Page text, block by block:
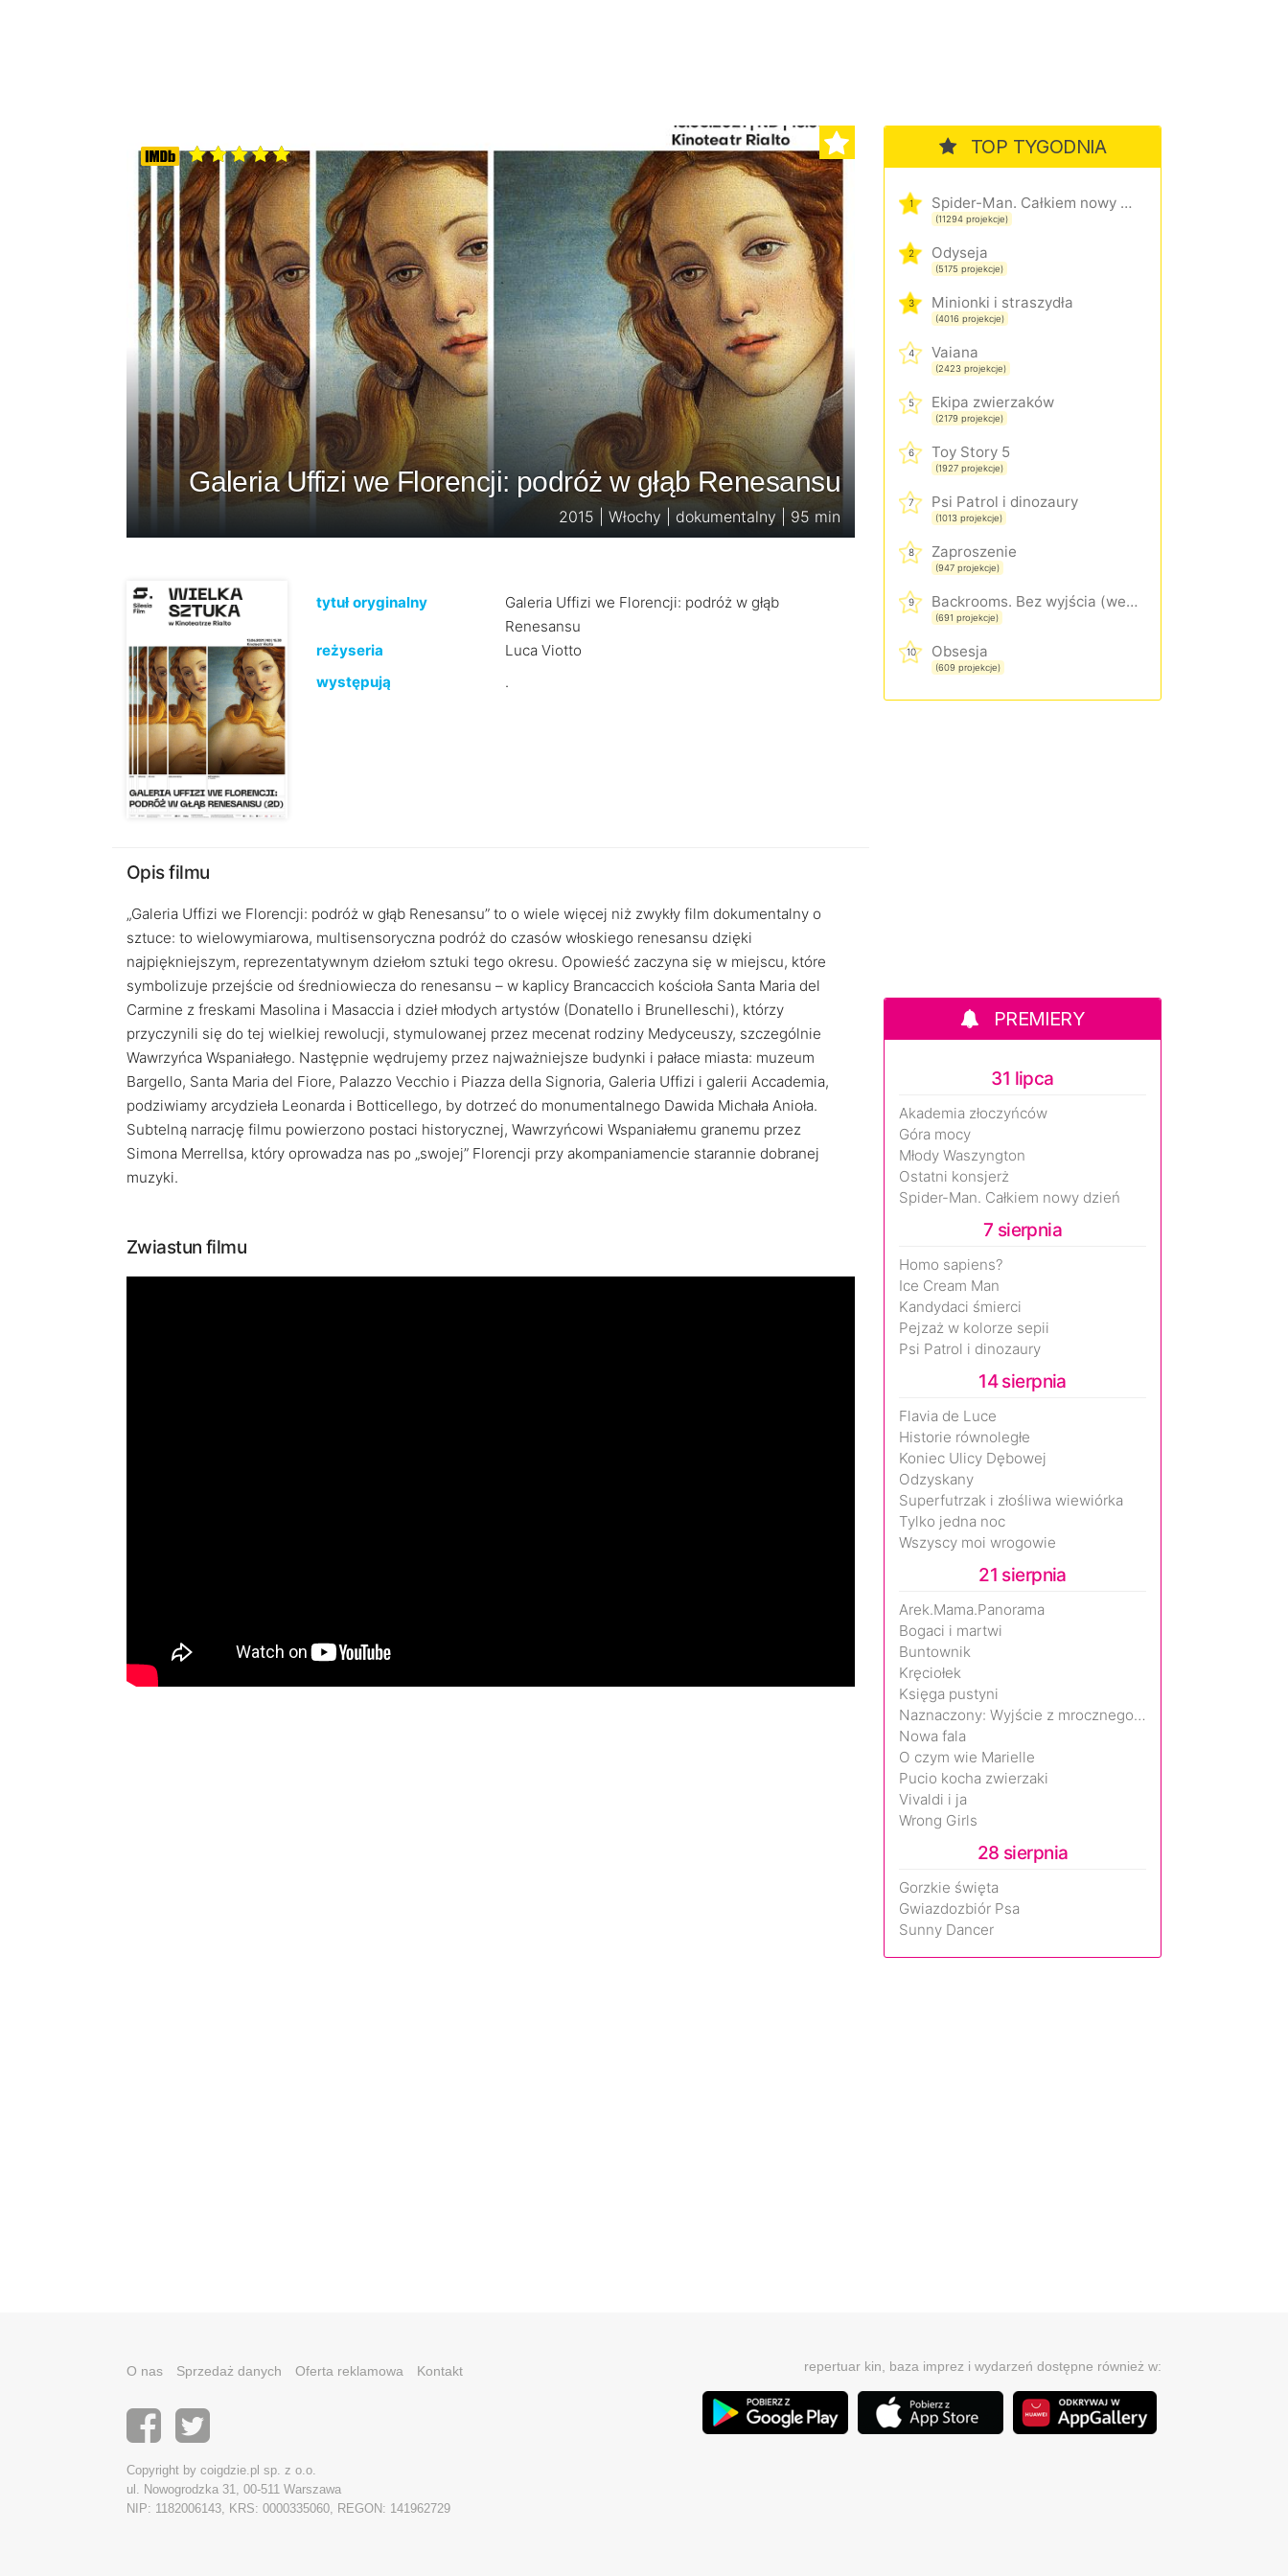
Galeria Uffizi we Florencji: podróż w głąb Renesansu
2015 | Włochy | dokumentalny | 95 min
tytuł oryginalny
Galeria Uffizi we Florencji: podróż w głąb
Renesansu
reżyseria
Luca Viotto
występują
.
Opis filmu
„Galeria Uffizi we Florencji: podróż w głąb Renesansu” to o wiele więcej niż zwykły film dokumentalny o
sztuce: to wielowymiarowa, multisensoryczna podróż do czasów włoskiego renesansu dzięki
najpiękniejszym, reprezentatywnym dziełom sztuki tego okresu. Opowieść zaczyna się w miejscu, które
symbolizuje przejście od średniowiecza do renesansu – w kaplicy Brancaccich kościoła Santa Maria del
Carmine z freskami Masolina i Masaccia i dzieł młodych artystów (Donatello i Brunelleschi), którzy
przyczynili się do tej wielkiej rewolucji, stymulowanej przez mecenat rodziny Medyceuszy, szczególnie
Wawrzyńca Wspaniałego. Następnie wędrujemy przez najważniejsze budynki i pałace miasta: muzeum
Bargello, Santa Maria del Fiore, Palazzo Vecchio i Piazza della Signoria, Galeria Uffizi i galerii Accademia,
podziwiamy arcydzieła Leonarda i Botticellego, by dotrzeć do monumentalnego Dawida Michała Anioła.
Subtelną narrację filmu powierzono postaci historycznej, Wawrzyńcowi Wspaniałemu granemu przez
Simona Merrellsa, który oprowadza nas po „swojej” Florencji przy akompaniamencie starannie dobranej
muzyki.
Zwiastun filmu
TOP TYGODNIA
1 Spider-Man. Całkiem nowy dzień
(11294 projekcje)
2 Odyseja
(5175 projekcje)
3 Minionki i straszydła
(4016 projekcje)
4 Vaiana
(2423 projekcje)
5 Ekipa zwierzaków
(2179 projekcje)
6 Toy Story 5
(1927 projekcje)
7 Psi Patrol i dinozaury
(1013 projekcje)
8 Zaproszenie
(947 projekcje)
9 Backrooms. Bez wyjścia (wersja rozszerzona)
(691 projekcje)
10 Obsesja
(609 projekcje)
PREMIERY
31 lipca
Akademia złoczyńców
Góra mocy
Młody Waszyngton
Ostatni konsjerż
Spider-Man. Całkiem nowy dzień
7 sierpnia
Homo sapiens?
Ice Cream Man
Kandydaci śmierci
Pejzaż w kolorze sepii
Psi Patrol i dinozaury
14 sierpnia
Flavia de Luce
Historie równoległe
Koniec Ulicy Dębowej
Odzyskany
Superfutrzak i złośliwa wiewiórka
Tylko jedna noc
Wszyscy moi wrogowie
21 sierpnia
Arek.Mama.Panorama
Bogaci i martwi
Buntownik
Kręciołek
Księga pustyni
Naznaczony: Wyjście z mrocznego wymiaru
Nowa fala
O czym wie Marielle
Pucio kocha zwierzaki
Vivaldi i ja
Wrong Girls
28 sierpnia
Gorzkie święta
Gwiazdozbiór Psa
Sunny Dancer
O nas Sprzedaż danych Oferta reklamowa Kontakt
Copyright by coigdzie.pl sp. z o.o.
ul. Nowogrodzka 31, 00-511 Warszawa
NIP: 1182006143, KRS: 0000335060, REGON: 141962729
repertuar kin, baza imprez i wydarzeń dostępne również w: